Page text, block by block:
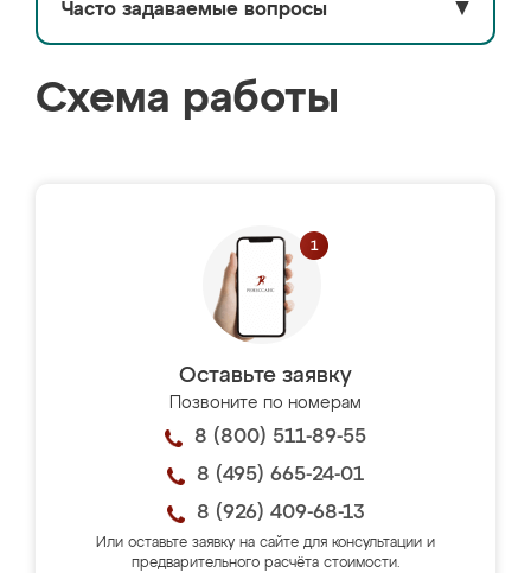
Часто задаваемые вопросы ▼
Схема работы
Оставьте заявку
Позвоните по номерам
8 (800) 511-89-55
8 (495) 665-24-01
8 (926) 409-68-13
Или оставьте заявку на сайте для консультации и
предварительного расчёта стоимости.